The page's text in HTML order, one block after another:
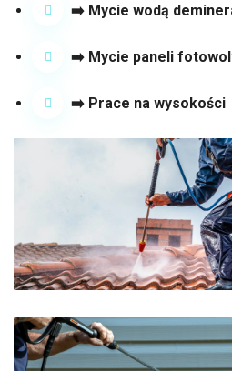
➡️ Mycie wodą
➡️ Mycie paneli
➡️ Prace na wysokości